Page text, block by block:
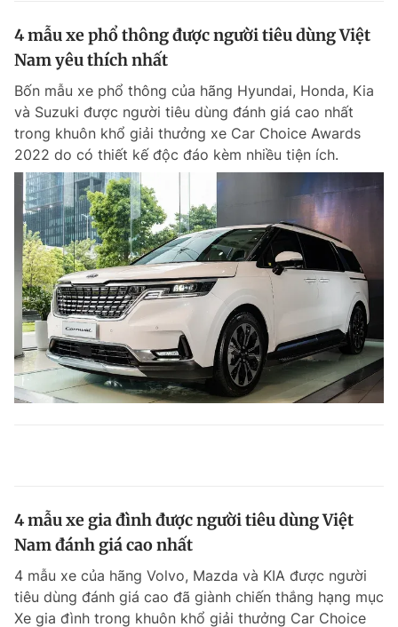
4 mẫu xe phổ thông được người tiêu dùng Việt
Nam yêu thích nhất
Bốn mẫu xe phổ thông của hãng Hyundai, Honda, Kia
và Suzuki được người tiêu dùng đánh giá cao nhất
trong khuôn khổ giải thưởng xe Car Choice Awards
2022 do có thiết kế độc đáo kèm nhiều tiện ích.
4 mẫu xe gia đình được người tiêu dùng Việt
Nam đánh giá cao nhất
4 mẫu xe của hãng Volvo, Mazda và KIA được người
tiêu dùng đánh giá cao đã giành chiến thắng hạng mục
Xe gia đình trong khuôn khổ giải thưởng Car Choice